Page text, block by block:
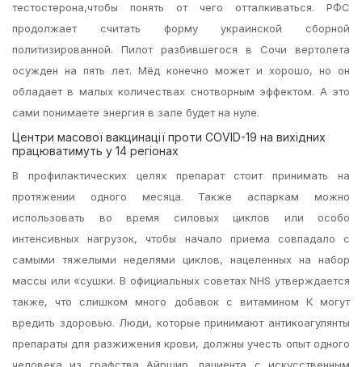
тестостерона,чтобы понять от чего отталкиваться. РФС
продолжает считать форму украинской сборной
политизированной. Пилот разбившегося в Сочи вертолета
осужден на пять лет. Мёд конечно может и хорошо, но он
обладает в малых количествах снотворным эффектом. А это
сами понимаете энергия в зале будет на нуле.
Центри масової вакцинації проти COVID-19 на вихідних
працюватимуть у 14 регіонах
В профилактических целях препарат стоит принимать на
протяжении одного месяца. Также аспаркам можно
использовать во время силовых циклов или особо
интенсивных нагрузок, чтобы начало приема совпадало с
самыми тяжелыми неделями циклов, нацеленных на набор
массы или «сушки. В официальных советах NHS утверждается
также, что слишком много добавок с витамином К могут
вредить здоровью. Люди, которые принимают антикоагулянты
препараты для разжижения крови, должны учесть опыт одного